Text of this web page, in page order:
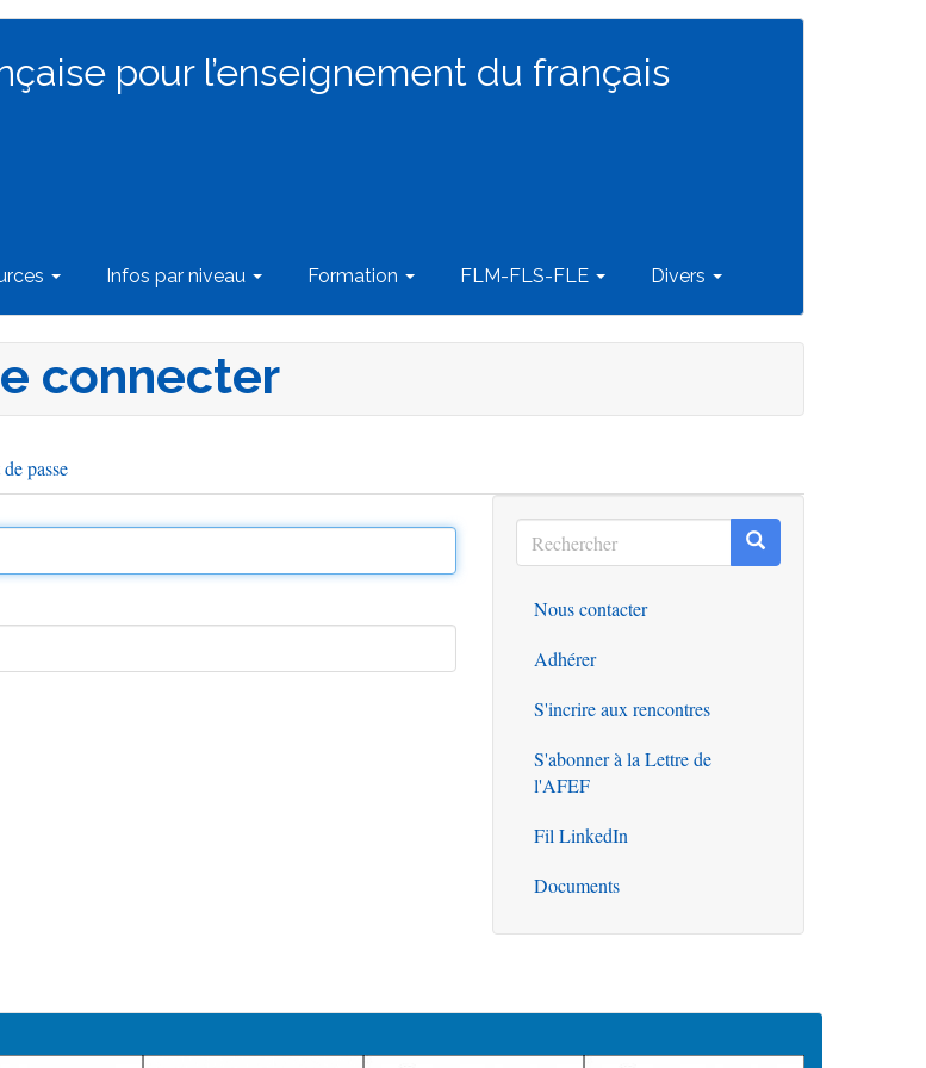
pour l’enseignement du français
Infos par niveau Formation FLM-FLS-FLE Divers
connecter
passe
Rechercher
Rechercher Rechercher
Outils
Nous contacter
Adhérer
S'incrire aux rencontres
S'abonner à la Lettre de
l'AFEF
Fil LinkedIn
Documents